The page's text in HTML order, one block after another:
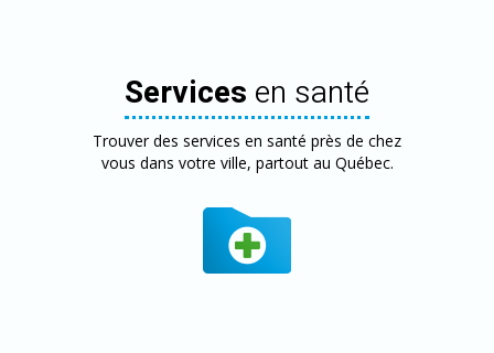
Services en santé
Trouver des services en santé près de chez
vous dans votre ville, partout au Québec.